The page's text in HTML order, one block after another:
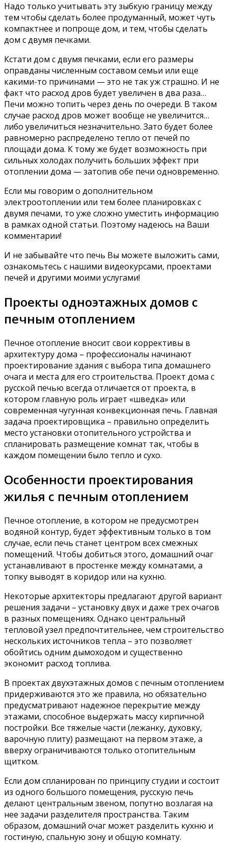
Надо только учитывать эту зыбкую границу между
тем чтобы сделать более продуманный, может чуть
компактнее и попроще дом, и тем, чтобы сделать
дом с двумя печками.
Кстати дом с двумя печками, если его размеры
оправданы численным составом семьи или еще
какими-то причинами — это не так уж страшно. И не
факт что расход дров будет увеличен в два раза…
Печи можно топить через день по очереди. В таком
случае расход дров может вообще не увеличится…
либо увеличиться незначительно. Зато будет более
равномерно распределено тепло от печей по
площади дома. К тому же будет возможность при
сильных холодах получить больших эффект при
отоплении дома — затопив обе печи одновременно.
Если мы говорим о дополнительном
электроотоплении или тем более планировках с
двумя печами, то уже сложно уместить информацию
в рамках одной статьи. Поэтому надеюсь на Ваши
комментарии!
И не забывайте что печь Вы можете выложить сами,
ознакомьтесь с нашими видеокурсами, проектами
печей и другими моими услугами!
Проекты одноэтажных домов с
печным отоплением
Печное отопление вносит свои коррективы в
архитектуру дома – профессионалы начинают
проектирование здания с выбора типа домашнего
очага и места для его строительства. Проект дома с
русской печью всегда отличается от проекта, в
котором главную роль играет «шведка» или
современная чугунная конвекционная печь. Главная
задача проектировщика – правильно определить
место установки отопительного устройства и
спланировать размещение комнат так, чтобы в
каждом помещении было тепло и сухо.
Особенности проектирования
жилья с печным отоплением
Печное отопление, в котором не предусмотрен
водяной контур, будет эффективным только в том
случае, если печь станет центром всех смежных
помещений. Чтобы добиться этого, домашний очаг
устанавливают в простенке между комнатами, а
топку выводят в коридор или на кухню.
Некоторые архитекторы предлагают другой вариант
решения задачи – установку двух и даже трех очагов
в разных помещениях. Однако центральный
тепловой узел предпочтительнее, чем строительство
нескольких источников тепла – это позволяет
обойтись одним дымоходом и существенно
экономит расход топлива.
В проектах двухэтажных домов с печным отоплением
придерживаются это же правила, но обязательно
предусматривают надежное перекрытие между
этажами, способное выдержать массу кирпичной
постройки. Все тяжелые части (лежанку, духовку,
варочную плиту) размещают на первом этаже, а
вверху ограничиваются только отопительным
щитком.
Если дом спланирован по принципу студии и состоит
из одного большого помещения, русскую печь
делают центральным звеном, попутно возлагая на
нее задачи разделителя пространства. Таким
образом, домашний очаг может разделить кухню и
гостиную, спальную зону и общую комнату.